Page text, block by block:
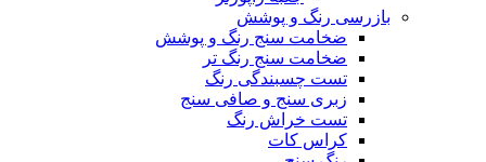
بازرسی رنگ و پوشش
ضخامت سنج رنگ و پوشش
ضخامت سنج رنگ تر
تست چسبندگی رنگ
زبری سنج و صافی سنج
تست خراش رنگ
کراس کات